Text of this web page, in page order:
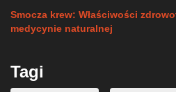
Smocza krew: Właściwości
medycynie naturalnej
Tagi